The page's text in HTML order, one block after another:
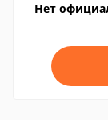
Нет